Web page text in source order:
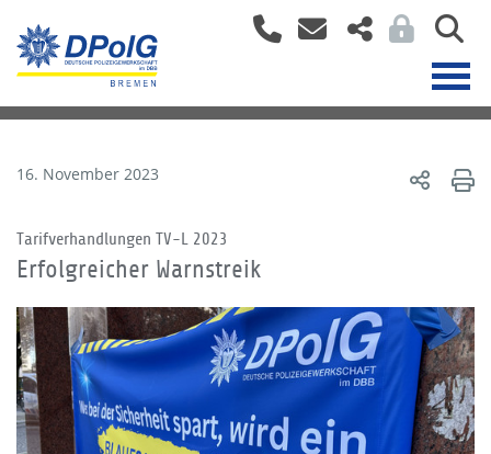
16. November 2023
Tarifverhandlungen TV-L 2023
Erfolgreicher Warnstreik